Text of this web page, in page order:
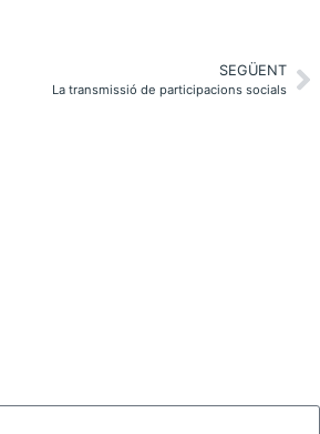
SEGÜENT
La transmissió de participacions socials